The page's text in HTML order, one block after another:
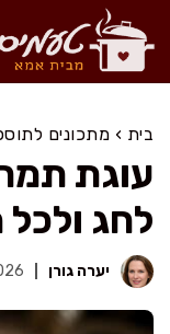
לדלג
לתוכן
בית › מתכונים
עוגת
לחג
יערה גורן